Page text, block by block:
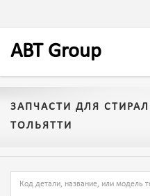
ABT Group
ЗАПЧАСТИ ДЛЯ
ТОЛЬЯТТИ